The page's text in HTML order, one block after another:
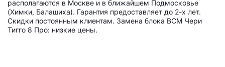
располагаются в Москве и в ближайшем Подмосковье
(Химки, Балашиха). Гарантия предоставляет до 2-х лет.
Скидки постоянным клиентам. Замена блока BCM Чери
Тигго 8 Про: низкие цены.